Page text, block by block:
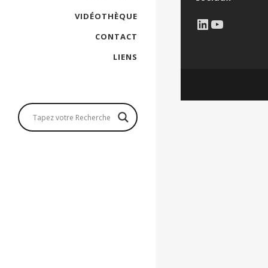
VIDÉOTHÈQUE
CONTACT
LIENS
LinkedIn
YouTube